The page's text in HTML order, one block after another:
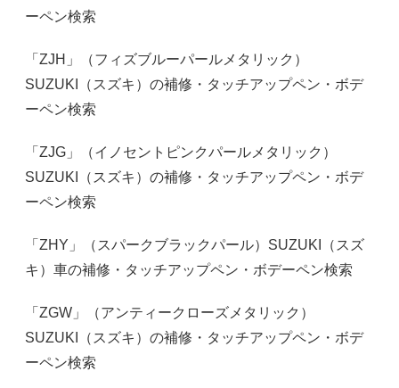
ーペン検索
「ZJH」（フィズブルーパールメタリック）
SUZUKI（スズキ）の補修・タッチアップペン・ボデ
ーペン検索
「ZJG」（イノセントピンクパールメタリック）
SUZUKI（スズキ）の補修・タッチアップペン・ボデ
ーペン検索
「ZHY」（スパークブラックパール）SUZUKI（スズ
キ）車の補修・タッチアップペン・ボデーペン検索
「ZGW」（アンティークローズメタリック）
SUZUKI（スズキ）の補修・タッチアップペン・ボデ
ーペン検索